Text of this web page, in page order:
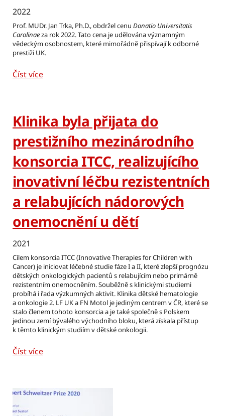
2022
Prof. MUDr. Jan Trka, Ph.D., obdržel cenu Donatio Universitatis
Carolinaeza rok 2022. Tato cena je udělována významným
vědeckým osobnostem, které mimořádně přispívají k odborné
prestiži UK.
Číst více
Klinika byla přijata do
prestižního mezinárodního
konsorcia ITCC, realizujícího
inovativní léčbu rezistentních
a relabujících nádorových
onemocnění u dětí
2021
Cílem konsorcia ITCC (Innovative Therapies for Children with
Cancer) je iniciovat léčebné studie fáze I a II, které zlepší prognózu
dětských onkologických pacientů s relabujícím nebo primárně
rezistentním onemocněním. Souběžně s klinickými studiemi
probíhá i řada výzkumných aktivit. Klinika dětské hematologie
a onkologie 2. LF UK a FN Motol je jediným centrem v ČR, které se
stalo členem tohoto konsorcia a je také společně s Polskem
jedinou zemí bývalého východního bloku, která získala přístup
k těmto klinickým studiím v dětské onkologii.
Číst více